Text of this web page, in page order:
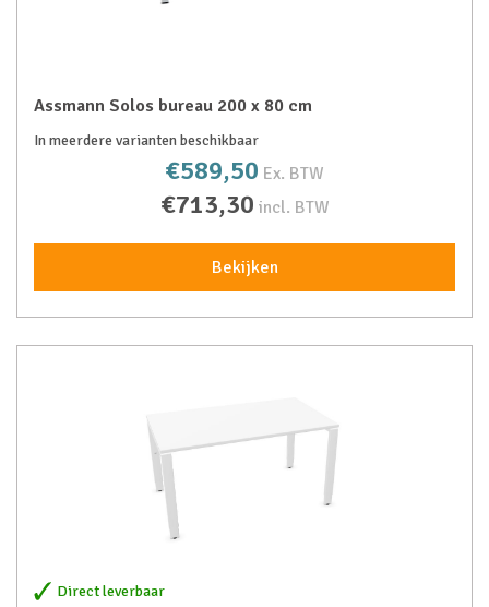
Assmann Solos bureau 200 x 80 cm
In meerdere varianten beschikbaar
€589,50 Ex. BTW
€713,30 incl. BTW
Bekijken
Direct leverbaar